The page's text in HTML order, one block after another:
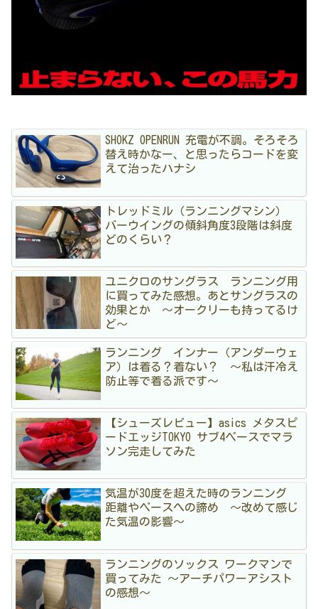
SHOKZ OPENRUN 充電が不調。そろそろ
替え時かなー、と思ったらコードを変
えて治ったハナシ
トレッドミル（ランニングマシン）
バーウイングの傾斜角度3段階は斜度
どのくらい？
ユニクロのサングラス ランニング用
に買ってみた感想。あとサングラスの
効果とか 〜オークリーも持ってるけ
ど〜
ランニング インナー（アンダーウェ
ア）は着る？着ない？ 〜私は汗冷え
防止等で着る派です〜
【シューズレビュー】asics メタスピ
ードエッジTOKYO サブ4ペースでマラ
ソン完走してみた
気温が30度を超えた時のランニング
距離やペースへの諦め 〜改めて感じ
た気温の影響〜
ランニングのソックス ワークマンで
買ってみた 〜アーチパワーアシスト
の感想〜